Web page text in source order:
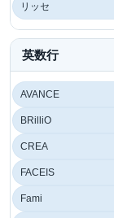
リッセ
英数行
AVANCE
BRilliO
CREA
FACEIS
Fami